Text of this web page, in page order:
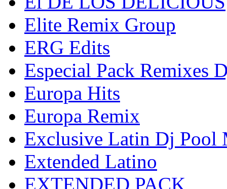
Elite Remix Group
ERG Edits
Especial Pack Remixes
Europa Hits
Europa Remix
Exclusive Latin Dj Pool
Extended Latino
EXTENDED PACK